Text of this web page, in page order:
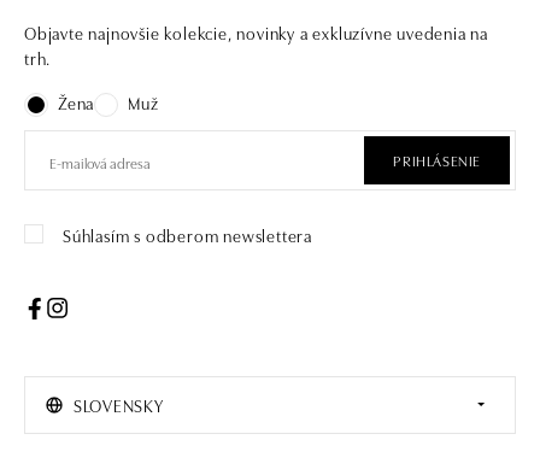
Objavte najnovšie kolekcie, novinky a exkluzívne uvedenia na
trh.
Žena
Muž
PRIHLÁSENIE
Súhlasím s odberom newslettera
SLOVENSKY